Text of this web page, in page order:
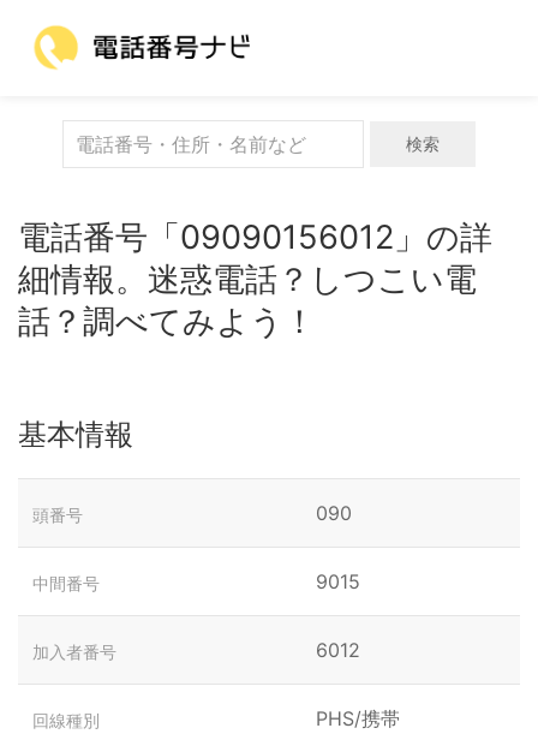
検索
電話番号「09090156012」の詳
細情報。迷惑電話？しつこい電
話？調べてみよう！
基本情報
頭番号 090
中間番号 9015
加入者番号 6012
回線種別 PHS/携帯